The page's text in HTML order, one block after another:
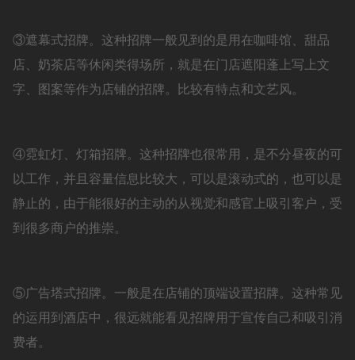
③遮幕式招牌。这种招牌一般见到的是用在咖啡馆、甜品
店、奶茶店等休闲类得场所，就是在门店遮阳蓬上写上文
字、图案等作为店铺的招牌。比较有特点和文艺风。
④霓虹灯、灯箱招牌。这种招牌也很常用，是不分昼夜的可
以工作，并且容量信息比较大，可以是滚动式的，也可以是
静止的，由于能很好的主动的从视觉和感官上吸引客户，受
到很多商户的推崇。
⑤广告塔式招牌。一般是在店铺的顶端设置招牌。这种常见
的运用到酒店中，很远就能看见招牌用于宣传自己和吸引消
费者。